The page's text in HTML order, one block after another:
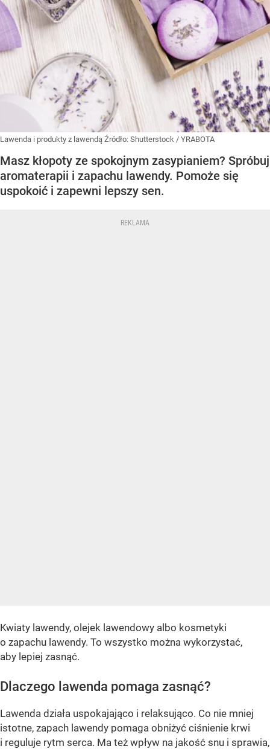
Lawenda i produkty z lawendą Źródło: Shutterstock / YRABOTA
Masz kłopoty ze spokojnym zasypianiem? Spróbuj
aromaterapii i zapachu lawendy. Pomoże się
uspokoić i zapewni lepszy sen.
Kwiaty lawendy, olejek lawendowy albo kosmetyki
o zapachu lawendy. To wszystko można wykorzystać,
aby lepiej zasnąć.
Dlaczego lawenda pomaga zasnąć?
Lawenda działa uspokajająco i relaksująco. Co nie mniej
istotne, zapach lawendy pomaga obniżyć ciśnienie krwi
i reguluje rytm serca. Ma też wpływ na jakość snu i sprawia,